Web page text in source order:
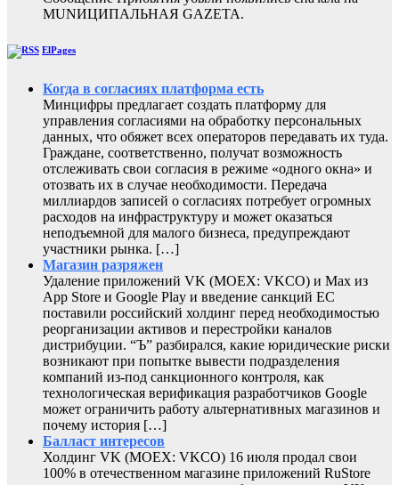
MUNИЦИПАЛЬНАЯ GAZЕТА.
ElPages
Когда в согласиях платформа есть
Минцифры предлагает создать платформу для
управления согласиями на обработку персональных
данных, что обяжет всех операторов передавать их туда.
Граждане, соответственно, получат возможность
отслеживать свои согласия в режиме «одного окна» и
отозвать их в случае необходимости. Передача
миллиардов записей о согласиях потребует огромных
расходов на инфраструктуру и может оказаться
неподъемной для малого бизнеса, предупреждают
участники рынка. […]
Магазин разряжен
Удаление приложений VK (MOEX: VKCO) и Max из
App Store и Google Play и введение санкций ЕС
поставили российский холдинг перед необходимостью
реорганизации активов и перестройки каналов
дистрибуции. “Ъ” разбирался, какие юридические риски
возникают при попытке вывести подразделения
компаний из-под санкционного контроля, как
технологическая верификация разработчиков Google
может ограничить работу альтернативных магазинов и
почему история […]
Балласт интересов
Холдинг VK (MOEX: VKCO) 16 июля продал свои
100% в отечественном магазине приложений RuStore